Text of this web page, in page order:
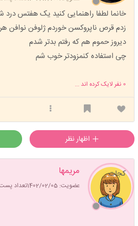
خانما لطفا راهنمایی کنید یک هفتس درد
زدم قرص ناپروکسن خوردم ژلوفن نوافن
دیروز حموم هم که رفتم بدتر شدم
چی استفاده کنمزودتر خوب شم
0 نفر لایک کرده اند ...
مریمها
عضویت: 1402/02/05 تعداد پست:
کجات